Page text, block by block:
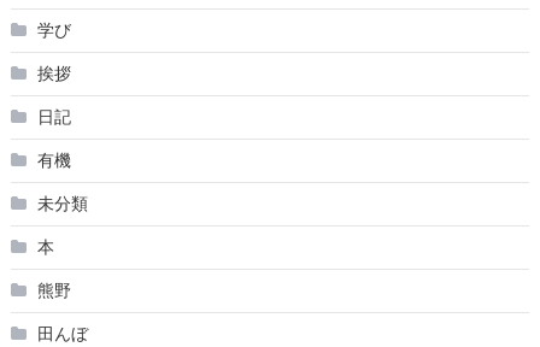
学び
挨拶
日記
有機
未分類
本
熊野
田んぼ